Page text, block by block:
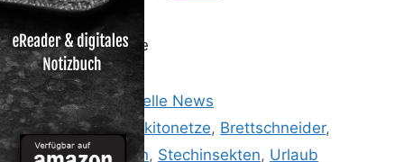
ad-hoc-news.de
Kategorien
Reisen: Aktuelle News
Schlagwörter
'Holiday'Moskitonetze, Brettschneider,
Hause,schützen, Stechinsekten, Urlaub